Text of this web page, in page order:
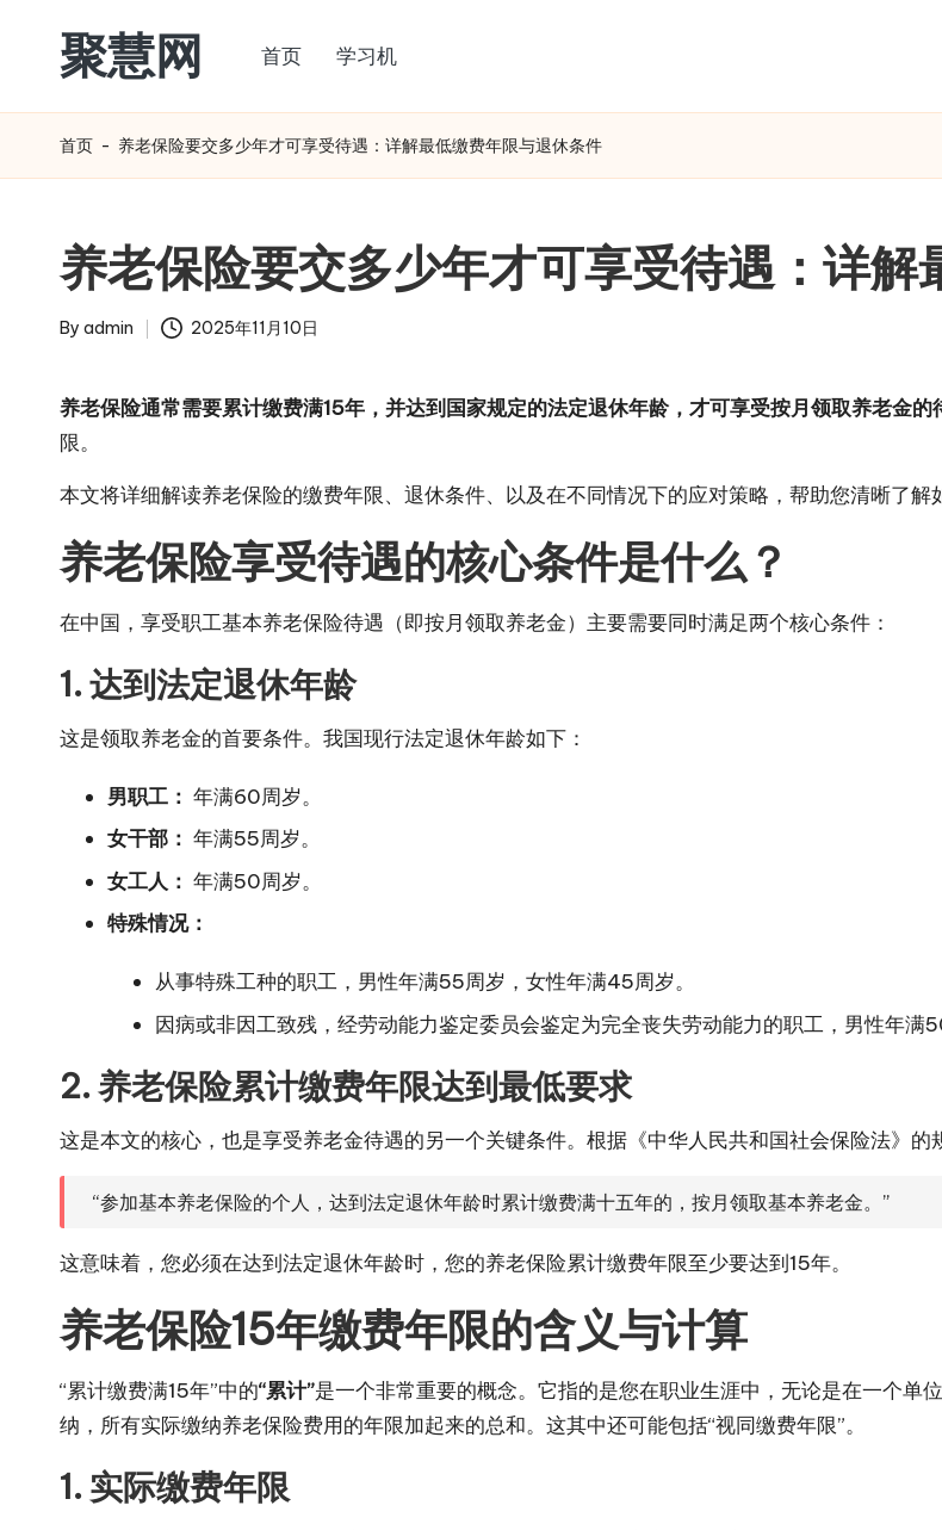
content
聚慧网 首页 学习机
首页 - 养老保险要交多少年才可享受待遇：详解最低缴费年限与退休条件
养老保险要交多少年才可享受待遇：详
Posted
By admin 2025年11月10日
养老保险通常需要累计缴费满15年，并达到国家规定的法定退休年龄，才可享受按月领取养老金的
限。
本文将详细解读养老保险的缴费年限、退休条件、以及在不同情况下的应对策略，帮助您清晰了解
养老保险享受待遇的核心条件是什么？
在中国，享受职工基本养老保险待遇（即按月领取养老金）主要需要同时满足两个核心条件：
1. 达到法定退休年龄
这是领取养老金的首要条件。我国现行法定退休年龄如下：
男职工： 年满60周岁。
女干部： 年满55周岁。
女工人： 年满50周岁。
特殊情况：
从事特殊工种的职工，男性年满55周岁，女性年满45周岁。
因病或非因工致残，经劳动能力鉴定委员会鉴定为完全丧失劳动能力的职工，男性年满
2. 养老保险累计缴费年限达到最低要求
这是本文的核心，也是享受养老金待遇的另一个关键条件。根据《中华人民共和国社会保险法》的
“参加基本养老保险的个人，达到法定退休年龄时累计缴费满十五年的，按月领取基本养老金。”
这意味着，您必须在达到法定退休年龄时，您的养老保险累计缴费年限至少要达到15年。
养老保险15年缴费年限的含义与计算
“累计缴费满15年”中的“累计”是一个非常重要的概念。它指的是您在职业生涯中，无论是在一个
纳，所有实际缴纳养老保险费用的年限加起来的总和。这其中还可能包括“视同缴费年限”。
1. 实际缴费年限